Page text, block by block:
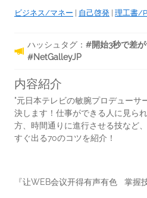
ビジネス/マネー 自己啓発 理工書/
ハッシュタグ： #開始3秒で差
#NetGalleyJP
内容紹介
"元日本テレビの敏腕プロデューサ
決します！仕事ができる人に見ら
方、時間通りに進行させる技など
すぐ出る70のコツを紹介！
『让WEB会议开得有声有色 掌握